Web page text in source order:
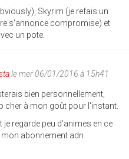
Skyrim (je refais un
s'annonce compromise) et
un pote.
le mer 06/01/2016 à 15h41
bien personnellement,
cher à mon goût pour l'instant.
je regarde peu d'animes en ce
abonnement adn.